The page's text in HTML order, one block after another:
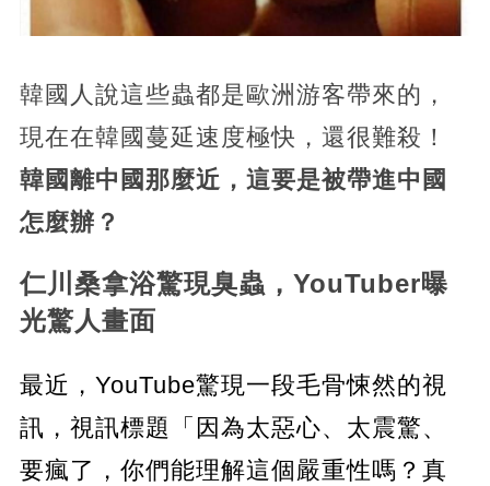
韓國人說這些蟲都是歐洲游客帶來的，
現在在韓國蔓延速度極快，還很難殺！
韓國離中國那麼近，這要是被帶進中國
怎麼辦？
仁川桑拿浴驚現臭蟲，YouTuber曝
光驚人畫面
最近，YouTube驚現一段毛骨悚然的視
訊，視訊標題「因為太惡心、太震驚、
要瘋了，你們能理解這個嚴重性嗎？真